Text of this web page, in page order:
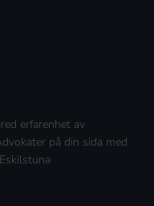
erfarenhet av
på din sida med